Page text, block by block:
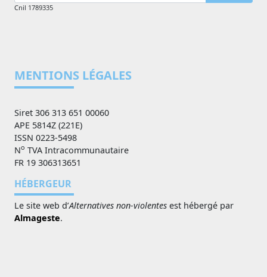
Cnil 1789335
MENTIONS LÉGALES
Siret 306 313 651 00060
APE 5814Z (221E)
ISSN 0223-5498
No TVA Intracommunautaire
FR 19 306313651
HÉBERGEUR
Le site web d’Alternatives non-violentes est hébergé par
Almageste.